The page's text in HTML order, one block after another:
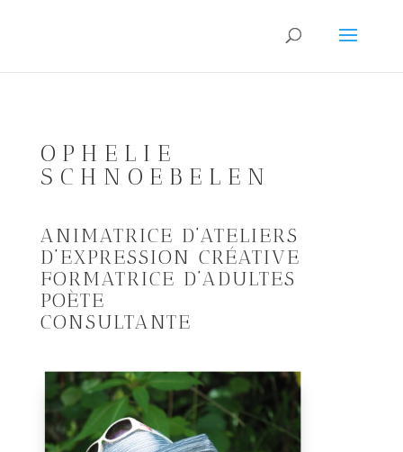
OPHELIE
SCHNOEBELEN
ANIMATRICE D’ATELIERS
D’EXPRESSION CRÉATIVE
FORMATRICE D’ADULTES
POÈTE
CONSULTANTE